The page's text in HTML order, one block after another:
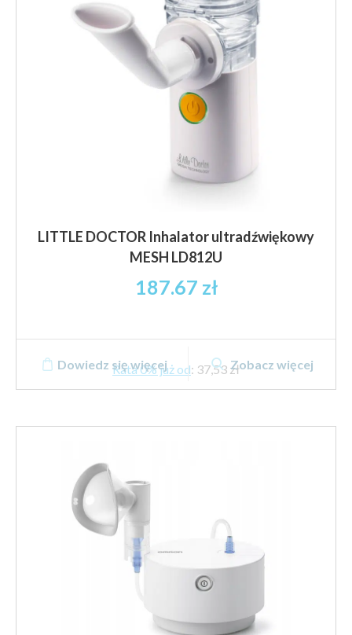
LITTLE DOCTOR Inhalator ultradźwiękowy
MESH LD812U
187.67 zł
Rata 0% już od: 37,53 zł
Dowiedz się więcej Zobacz więcej